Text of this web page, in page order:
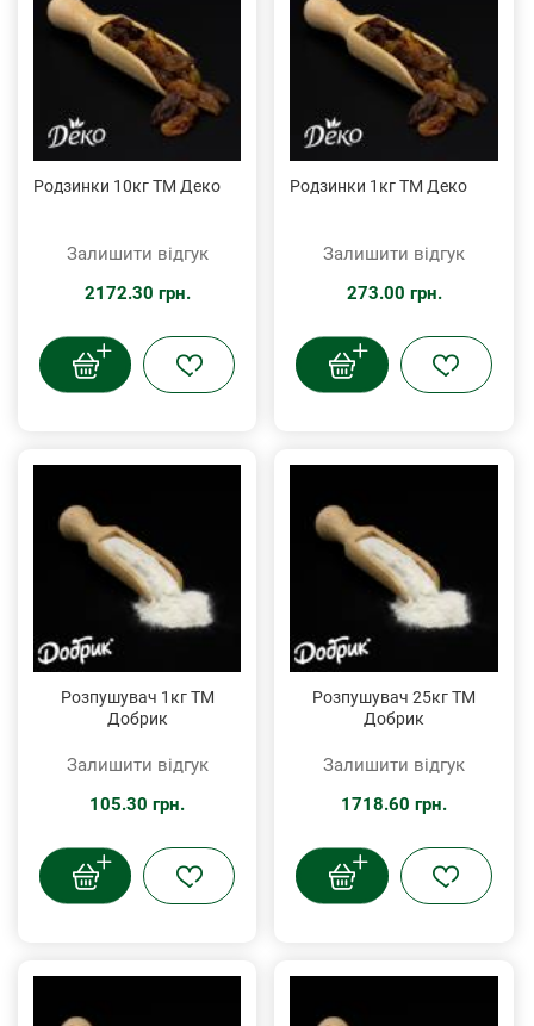
Родзинки 10кг ТМ Деко
Залишити відгук
2172.30 грн.
Родзинки 1кг ТМ Деко
Залишити відгук
273.00 грн.
Розпушувач 1кг ТМ
Добрик
Залишити відгук
105.30 грн.
Розпушувач 25кг ТМ
Добрик
Залишити відгук
1718.60 грн.